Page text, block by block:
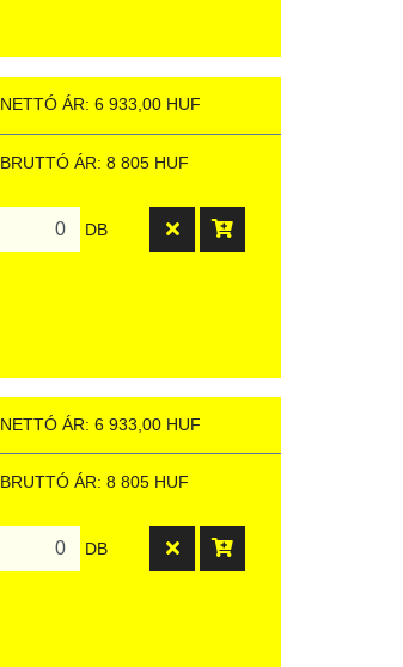
NETTÓ ÁR: 6 933,00 HUF
BRUTTÓ ÁR: 8 805 HUF
DB
NETTÓ ÁR: 6 933,00 HUF
BRUTTÓ ÁR: 8 805 HUF
DB